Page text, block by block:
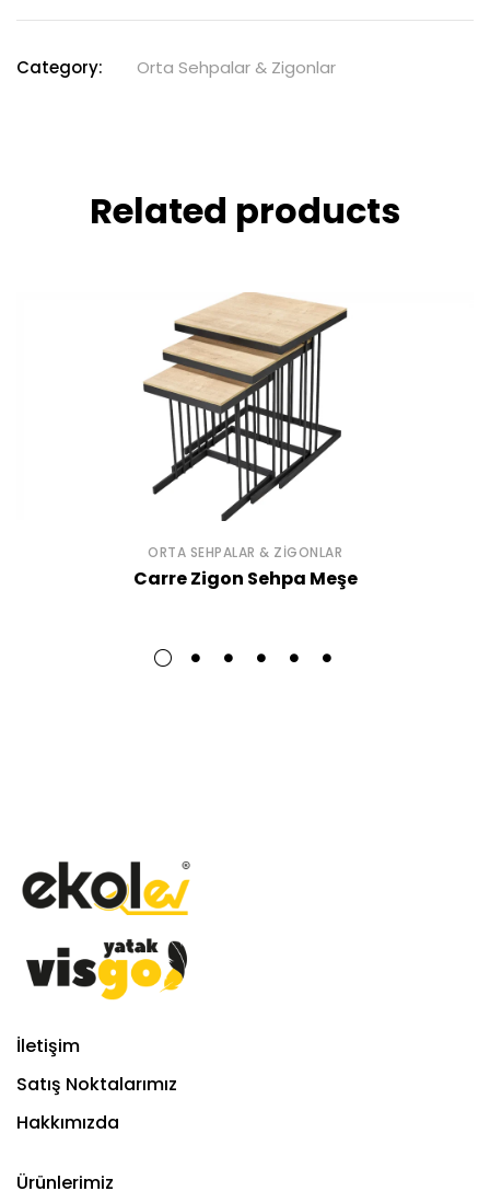
Category: Orta Sehpalar & Zigonlar
Related products
ORTA SEHPALAR & ZIGONLAR
Carre Zigon Sehpa Meşe
İletişim
Satış Noktalarımız
Hakkımızda
Ürünlerimiz